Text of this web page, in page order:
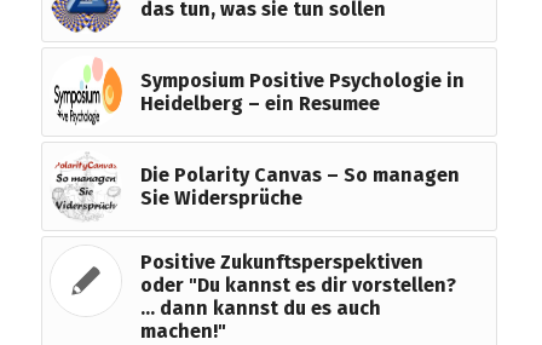
das tun, was sie tun sollen
Symposium Positive Psychologie in
Heidelberg – ein Resumee
Die Polarity Canvas – So managen
Sie Widersprüche
Positive Zukunftsperspektiven
oder "Du kannst es dir vorstellen?
… dann kannst du es auch
machen!"